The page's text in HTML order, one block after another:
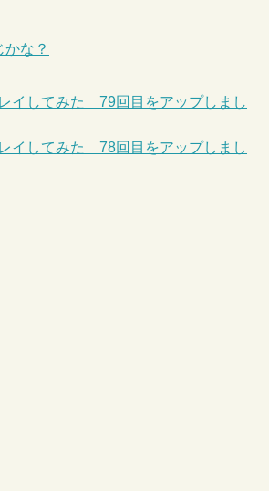
かな？
イしてみた 79回目をアップしまし
イしてみた 78回目をアップしまし